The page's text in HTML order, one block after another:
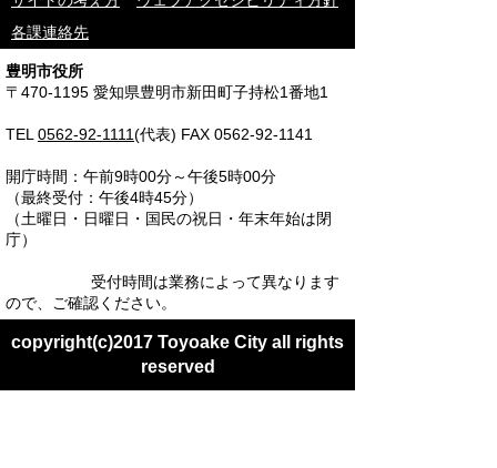
各課連絡先
豊明市役所
〒470-1195 愛知県豊明市新田町子持松1番地1
TEL 0562-92-1111(代表) FAX 0562-92-1141
開庁時間：午前9時00分～午後5時00分
（最終受付：午後4時45分）
（土曜日・日曜日・国民の祝日・年末年始は閉
庁）
受付時間は業務によって異なります
ので、ご確認ください。
copyright(c)2017 Toyoake City all rights
reserved